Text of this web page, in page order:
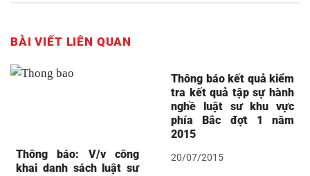
BÀI VIẾT LIÊN QUAN
Thông báo: V/v công
khai danh sách luật sư
Thông báo kết quả kiểm
tra kết quả tập sự hành
nghề luật sư khu vực
phía Bắc đợt 1 năm
2015
20/07/2015